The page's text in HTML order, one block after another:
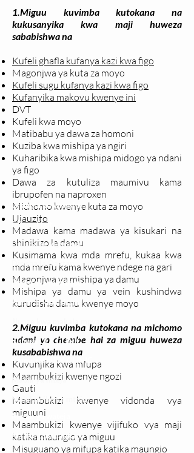
1.Miguu kuvimba kutokana na
kukusanyika kwa maji huweza
sababishwa na
Kufeli ghafla kufanya kazi kwa figo
Magonjwa ya kuta za moyo
Kufeli sugu kufanya kazi kwa figo
Kufanyika makovu kwenye ini
DVT
Kufeli kwa moyo
Matibabu ya dawa za homoni
Kuziba kwa mishipa ya ngiri
Kuharibika kwa mishipa midogo ya ndani
ya figo
Dawa za kutuliza maumivu kama
ibrupofen na naproxen
Michomo kwenye kuta za moyo
Ujauzito
Madawa kama madawa ya kisukari na
shinikizo la damu
Kusimama kwa mda mrefu, kukaa kwa
mda mrefu kama kwenye ndege na gari
Magonjwa ya mishipa ya damu
Mishipa ya damu ya vein kushindwa
kurudisha damu kwenye moyo
2.Miguu kuvimba kutokana na michomo
ndani ya chembe hai za miguu huweza
kusababishwa na
Kuvunjika kwa mfupa
Maambukizi kwenye ngozi
Gauti
Maambukizi kwenye vidonda vya
miguuni
Maambukizi kwenye vijifuko vya maji
katika maungio ya miguu
Misuguano ya mifupa katika maungio
Changia kuwezesha
Clinical bot
Dirisha la Mgonjwa
Dirisha la Daktari
Dodoso la matibabu
Fursa za kibiashara
Kuhusu ULY CLINIC
Kamusi ya ULY CLINIC
Maoni ya mteja
Malalamiko ya mteja
Maoni ya wateja
Mahali tunapatikana